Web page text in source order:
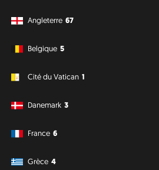
Angleterre 67
Belgique 5
Cité du Vatican 1
Danemark 3
France 6
Grèce 4